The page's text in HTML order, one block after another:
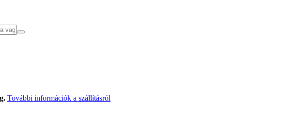
További információk a szállításról